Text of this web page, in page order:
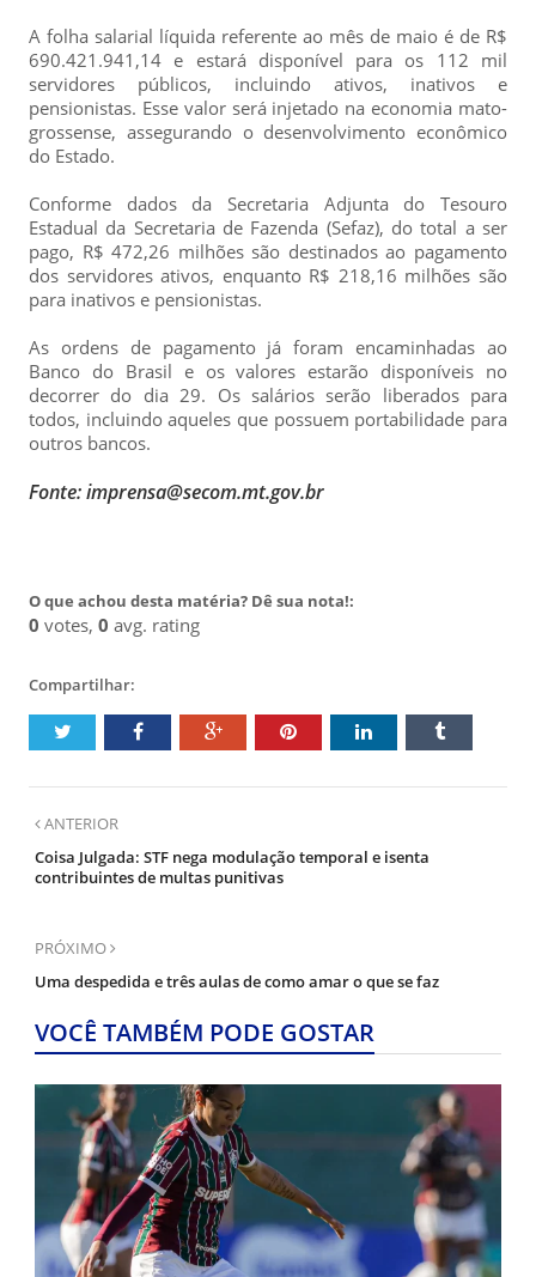
A folha salarial líquida referente ao mês de maio é de R$
690.421.941,14 e estará disponível para os 112 mil
servidores públicos, incluindo ativos, inativos e
pensionistas. Esse valor será injetado na economia mato-
grossense, assegurando o desenvolvimento econômico
do Estado.
Conforme dados da Secretaria Adjunta do Tesouro
Estadual da Secretaria de Fazenda (Sefaz), do total a ser
pago, R$ 472,26 milhões são destinados ao pagamento
dos servidores ativos, enquanto R$ 218,16 milhões são
para inativos e pensionistas.
As ordens de pagamento já foram encaminhadas ao
Banco do Brasil e os valores estarão disponíveis no
decorrer do dia 29. Os salários serão liberados para
todos, incluindo aqueles que possuem portabilidade para
outros bancos.
Fonte: imprensa@secom.mt.gov.br
O que achou desta matéria? Dê sua nota!:
0 votes, 0 avg. rating
Compartilhar:
ANTERIOR
Coisa Julgada: STF nega modulação temporal e isenta
contribuintes de multas punitivas
PRÓXIMO
Uma despedida e três aulas de como amar o que se faz
VOCÊ TAMBÉM PODE GOSTAR